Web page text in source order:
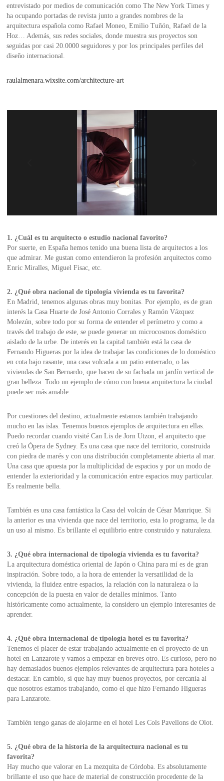
entrevistado por medios de comunicación como The New York Times y
ha ocupando portadas de revista junto a grandes nombres de la
arquitectura española como Rafael Moneo, Emilio Tuñón, Rafael de la
Hoz… Además, sus redes sociales, donde muestra sus proyectos son
seguidas por casi 20.0000 seguidores y por los principales perfiles del
diseño internacional.
raulalmenara.wixsite.com/architecture-art
1. ¿Cuál es tu arquitecto o estudio nacional favorito?
Por suerte, en España hemos tenido una buena lista de arquitectos a los
que admirar. Me gustan como entendieron la profesión arquitectos como
Enric Miralles, Miguel Fisac, etc.
2. ¿Qué obra nacional de tipología vivienda es tu favorita?
En Madrid, tenemos algunas obras muy bonitas. Por ejemplo, es de gran
interés la Casa Huarte de José Antonio Corrales y Ramón Vázquez
Molezún, sobre todo por su forma de entender el perímetro y como a
través del trabajo de este, se puede generar un microcosmos doméstico
aislado de la urbe. De interés en la capital también está la casa de
Fernando Higueras por la idea de trabajar las condiciones de lo doméstico
en cota bajo rasante, una casa volcada a un patio enterrado, o las
viviendas de San Bernardo, que hacen de su fachada un jardín vertical de
gran belleza. Todo un ejemplo de cómo con buena arquitectura la ciudad
puede ser más amable.
Por cuestiones del destino, actualmente estamos también trabajando
mucho en las islas. Tenemos buenos ejemplos de arquitectura en ellas.
Puedo recordar cuando visité Can Lis de Jorn Utzon, el arquitecto que
creó la Ópera de Sydney. Es una casa que nace del territorio, construida
con piedra de marés y con una distribución completamente abierta al mar.
Una casa que apuesta por la multiplicidad de espacios y por un modo de
entender la exterioridad y la comunicación entre espacios muy particular.
Es realmente bella.
También es una casa fantástica la Casa del volcán de César Manrique. Si
la anterior es una vivienda que nace del territorio, esta lo programa, le da
un uso al mismo. Es brillante el equilibrio entre construido y naturaleza.
3. ¿Qué obra internacional de tipología vivienda es tu favorita?
La arquitectura doméstica oriental de Japón o China para mí es de gran
inspiración. Sobre todo, a la hora de entender la versatilidad de la
vivienda, la fluidez entre espacios, la relación con la naturaleza o la
concepción de la puesta en valor de detalles mínimos. Tanto
históricamente como actualmente, la considero un ejemplo interesantes de
aprender.
4. ¿Qué obra internacional de tipología hotel es tu favorita?
Tenemos el placer de estar trabajando actualmente en el proyecto de un
hotel en Lanzarote y vamos a empezar en breves otro. Es curioso, pero no
hay demasiados buenos ejemplos relevantes de arquitectura para hoteles a
destacar. En cambio, sí que hay muy buenos proyectos, por cercanía al
que nosotros estamos trabajando, como el que hizo Fernando Higueras
para Lanzarote.
También tengo ganas de alojarme en el hotel Les Cols Pavellons de Olot.
5. ¿Qué obra de la historia de la arquitectura nacional es tu
favorita?
Hay mucho que valorar en La mezquita de Córdoba. Es absolutamente
brillante el uso que hace de material de construcción procedente de la